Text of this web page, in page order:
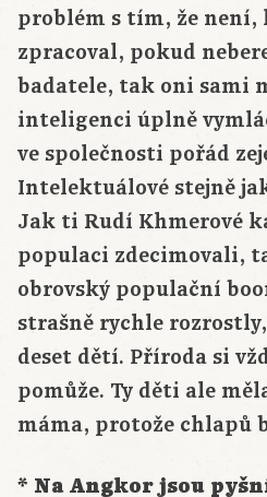
problém s tím, že
zpracoval, pokud
badatele, tak oni sami
inteligenci úplně
ve společnosti pořád
Intelektuálové stejně
Jak ti Rudí Khmerové
populaci zdecimovali,
obrovský populační
strašně rychle
deset dětí. Příroda si
pomůže. Ty děti ale
máma, protože chlapů
* Na Angkor jsou